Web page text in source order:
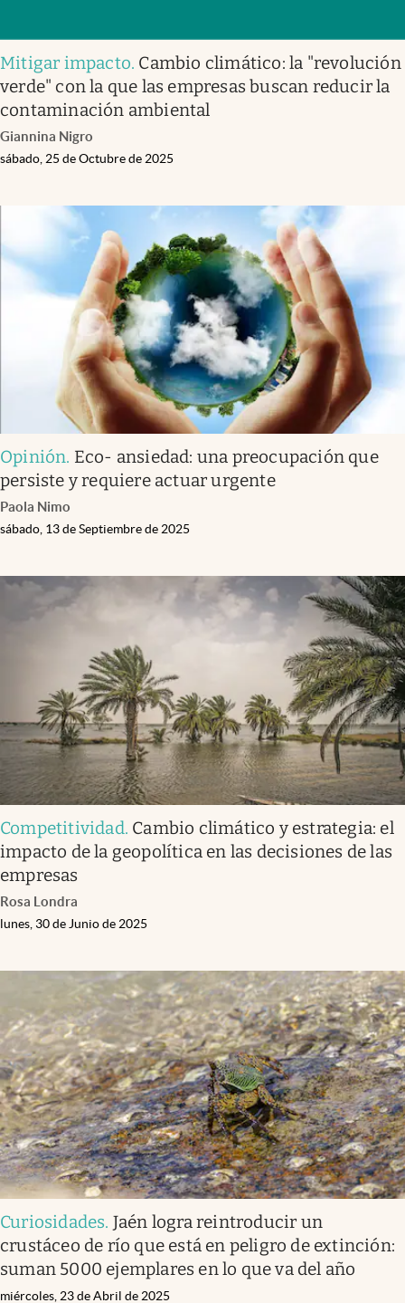
Mitigar impacto. Cambio climático: la "revolución
verde" con la que las empresas buscan reducir la
contaminación ambiental
Giannina Nigro
sábado, 25 de Octubre de 2025
Opinión. Eco- ansiedad: una preocupación que
persiste y requiere actuar urgente
Paola Nimo
sábado, 13 de Septiembre de 2025
Competitividad. Cambio climático y estrategia: el
impacto de la geopolítica en las decisiones de las
empresas
Rosa Londra
lunes, 30 de Junio de 2025
Curiosidades. Jaén logra reintroducir un
crustáceo de río que está en peligro de extinción:
suman 5000 ejemplares en lo que va del año
miércoles, 23 de Abril de 2025